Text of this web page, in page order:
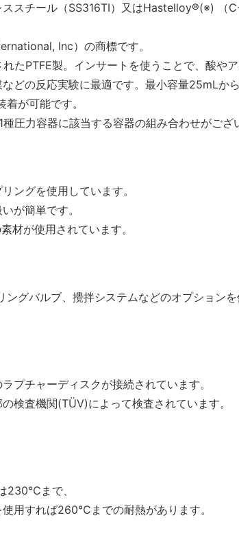
ススチール（SS316TI）⼜はHastelloy®(※) （
Inc）の商標です。
たPTFE製。インサートを使うことで、酸や
どの反応実験に最適です。最小容量25mLか
が可能です。
圧力容器に該当する容器の組み合わせがござ
ングを使⽤しています。
が簡単です。
材が使⽤されています。
グバルブ、攪拌システムなどのオプションを
プチャーディスクが接続されています。
検査機関(TÜV)によって検査されています。
230℃まで、
⽤すれば260℃までの耐熱があります。